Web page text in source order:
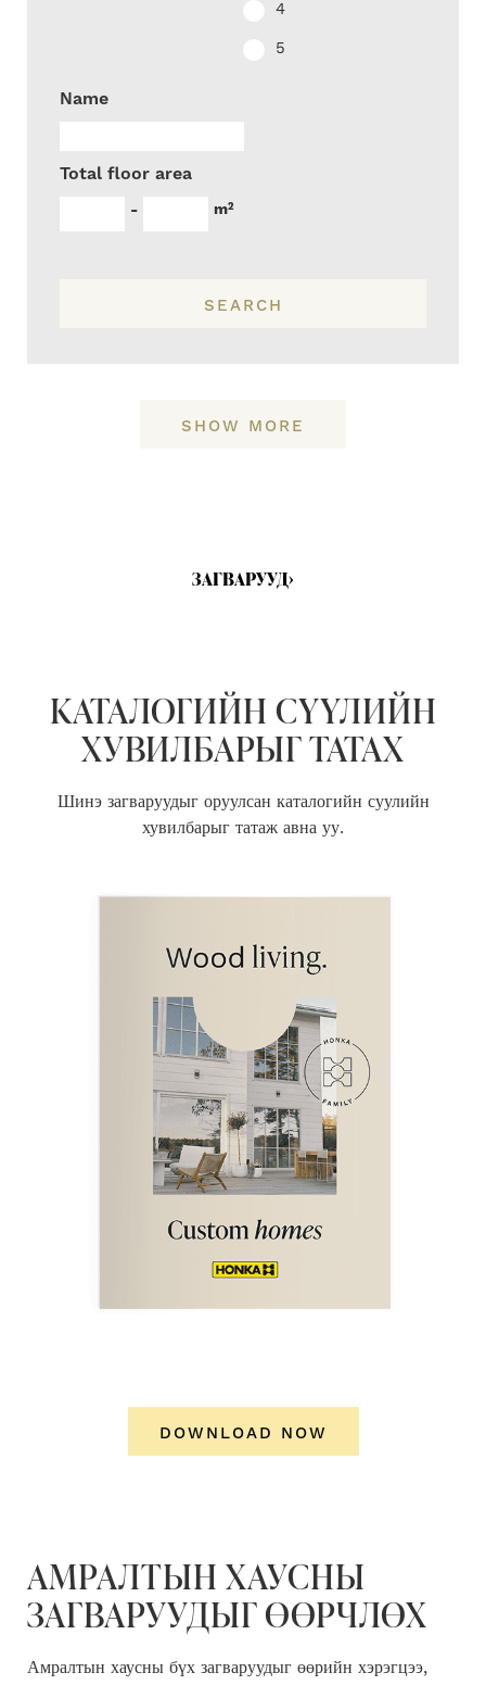
4
5
Name
Total floor area
- m²
SEARCH
SHOW MORE
ЗАГВАРУУД›
КАТАЛОГИЙН СҮҮЛИЙН
ХУВИЛБАРЫГ ТАТАХ
Шинэ загваруудыг оруулсан каталогийн суулийн
хувилбарыг татаж авна уу.
DOWNLOAD NOW
АМРАЛТЫН ХАУСНЫ
ЗАГВАРУУДЫГ ӨӨРЧЛӨХ
Амралтын хаусны бүх загваруудыг өөрийн хэрэгцээ,